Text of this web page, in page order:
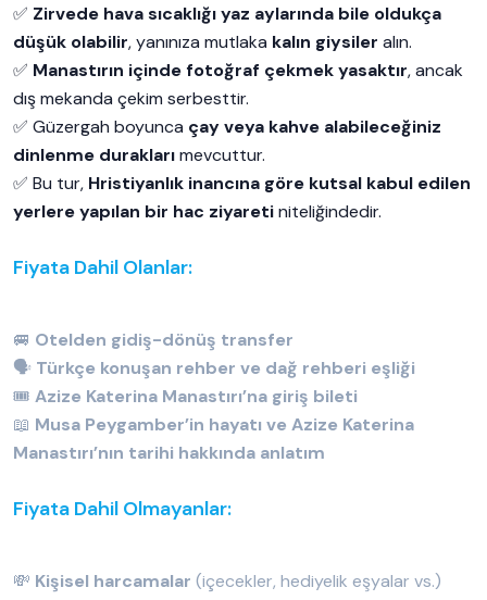
✅ Zirvede hava sıcaklığı yaz aylarında bile oldukça
düşük olabilir, yanınıza mutlaka kalın giysiler alın.
✅ Manastırın içinde fotoğraf çekmek yasaktır, ancak
dış mekanda çekim serbesttir.
✅ Güzergah boyunca çay veya kahve alabileceğiniz
dinlenme duraklarımevcuttur.
✅ Bu tur, Hristiyanlık inancına göre kutsal kabul edilen
yerlere yapılan bir hac ziyaretiniteliğindedir.
Fiyata Dahil Olanlar:
🚐 Otelden gidiş-dönüş transfer
🗣️ Türkçe konuşan rehber ve dağ rehberi eşliği
🎟️ Azize Katerina Manastırı’na giriş bileti
📖 Musa Peygamber’in hayatı ve Azize Katerina
Manastırı’nın tarihi hakkında anlatım
Fiyata Dahil Olmayanlar:
💸 Kişisel harcamalar (içecekler, hediyelik eşyalar vs.)